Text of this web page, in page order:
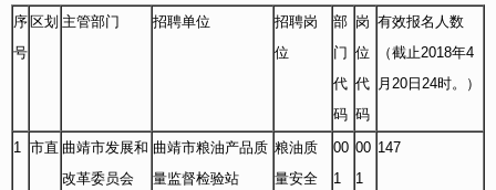
序
号
区划 主管部门 招聘单位
招聘岗
位
部
门
代
码
岗
位
代
码
有效报名人数
（截止2018年4
月20日24时。）
1 市直 曲靖市发展和
改革委员会
曲靖市粮油产品质
量监督检验站
粮油质
量安全
00
1
00
1
147